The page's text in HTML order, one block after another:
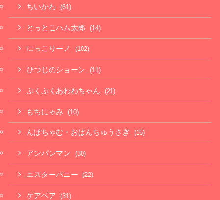
ちいかわ (61)
とっとこハム太郎 (14)
にっこりーノ (102)
ひつじのショーン (11)
ぷくぷくあわわちゃん (21)
もちにゃみ (10)
んぽちゃむ・おぱんちゅうさぎ (15)
アンパンマン (30)
エスターバニー (22)
ケアベア (31)